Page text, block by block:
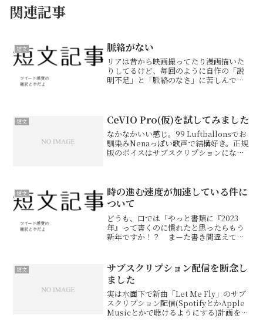
関連記事
短文 脈絡がない
リアは昔から映画撮ってたり漫画描いた
りしてるけど、毎回のように自作の「説
明不足」と「脈絡のなさ」に苦しんで
よね(テンポがいいというよ...
短文 CeVIO Pro(仮)を試してみました
なかなかいい感じ。99 Luftballonsでお
馴染みNenaっぽい歌声で結構好き。正規
版のボイスはサブスクリプションになる
た...
短文
時の進む速度が加速している件に
ついて
どうも、口では「やっと書類に『2023
年』って書くのに慣れたと思ったらもう
新年ですか！？ まーた書き間違えてま
す。そう、今年は2024年なんです。令和
6年なんです。……何...
短文
サブスクリプション配信を断念し
ました
実は水面下で新曲「Let Me Fly」のサブ
スクリプション配信(SpotifyとかApple
Musicとかで聴けるようにする)計画を進